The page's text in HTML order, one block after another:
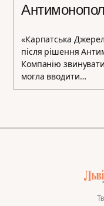
«Карпатська
після рішення
Компанію
могла вводити…